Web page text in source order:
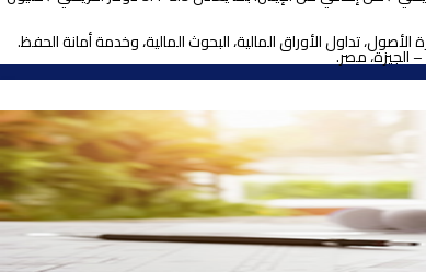
تداول الأوراق المالية، البحوث المالية، وخدمة أمانة الحفظ.